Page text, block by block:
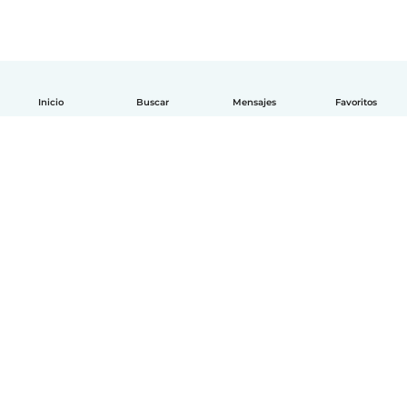
Inicio Buscar Mensajes Favoritos